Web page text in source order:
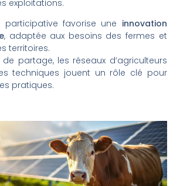
exploitations.
favorise une innovation
, adaptée aux besoins des fermes et
territoires.
partage, les réseaux d’agriculteurs
techniques jouent un rôle clé pour
pratiques.